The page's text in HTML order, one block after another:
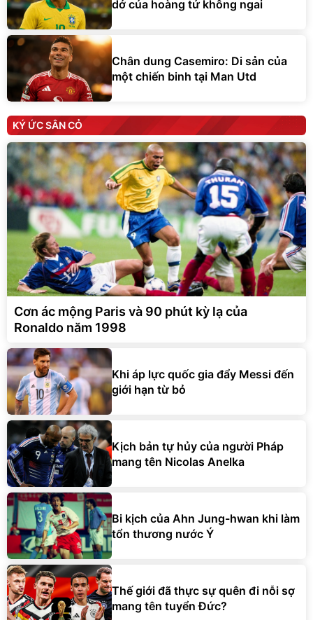
dở của hoàng tử không ngai
Chân dung Casemiro: Di sản của
một chiến binh tại Man Utd
KÝ ỨC SÂN CỎ
Cơn ác mộng Paris và 90 phút kỳ lạ của
Ronaldo năm 1998
Khi áp lực quốc gia đẩy Messi đến
giới hạn từ bỏ
Kịch bản tự hủy của người Pháp
mang tên Nicolas Anelka
Bi kịch của Ahn Jung-hwan khi làm
tổn thương nước Ý
Thế giới đã thực sự quên đi nỗi sợ
mang tên tuyển Đức?